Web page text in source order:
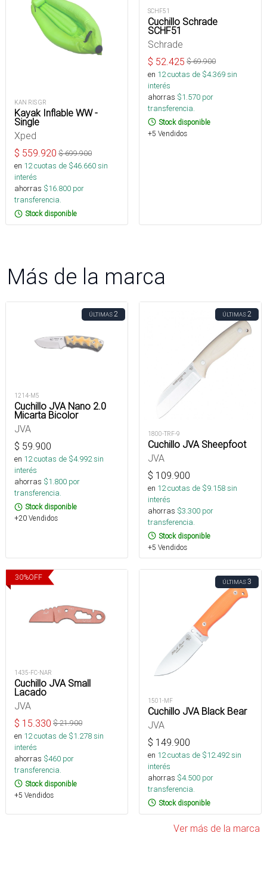
KAN RIS GR
Kayak Inflable WW -
Single
Xped
$ 559.920 $699.900
en 12cuotas de $46.660sin
interés
ahorras $16.800 por
transferencia.
Stock disponible
SCHF51
Cuchillo Schrade
SCHF51
Schrade
$ 52.425 $69.900
en 12cuotas de $4.369sin
interés
ahorras $1.570 por
transferencia.
Stock disponible
+5 Vendidos
Más de la marca
ÚLTIMAS2
1214-M5
Cuchillo JVA Nano 2.0
Micarta Bicolor
JVA
$ 59.900
en 12cuotas de $4.992sin
interés
ahorras $1.800 por
transferencia.
Stock disponible
+20 Vendidos
ÚLTIMAS2
1800-TRF-9
Cuchillo JVA Sheepfoot
JVA
$ 109.900
en 12cuotas de $9.158sin
interés
ahorras $3.300 por
transferencia.
Stock disponible
+5 Vendidos
30%OFF
1435-FC-NAR
Cuchillo JVA Small
Lacado
JVA
$ 15.330 $21.900
en 12cuotas de $1.278sin
interés
ahorras $460 por
transferencia.
Stock disponible
+5 Vendidos
ÚLTIMAS3
1501-MF
Cuchillo JVA Black Bear
JVA
$ 149.900
en 12cuotas de $12.492sin
interés
ahorras $4.500 por
transferencia.
Stock disponible
Ver más de la marca